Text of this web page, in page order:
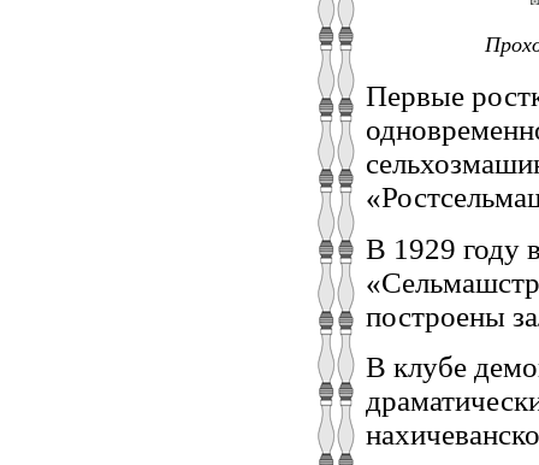
Первые
В 1929 году
построены
В клубе